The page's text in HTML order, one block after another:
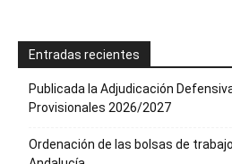
Entradas recientes
Publicada la Adjudicación
Provisionales 2026/2027
Ordenación de las bolsas de